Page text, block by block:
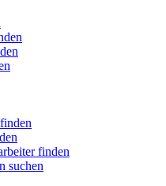
finden
suchen